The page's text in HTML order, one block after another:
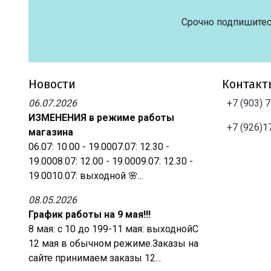
Срочно
Новости
06.07.2026
ИЗМЕНЕНИЯ в режиме работы
магазина
06.07: 10.00 - 19.0007.07: 12.30 -
19.0008.07: 12.00 - 19.0009.07: 12.30 -
19.0010.07: выходной 🌸...
08.05.2026
График работы на 9 мая!!!
8 мая: с 10 до 199-11 мая: выходнойС
12 мая в обычном режиме.Заказы на
сайте принимаем заказы 12...
+7 (903)
+7